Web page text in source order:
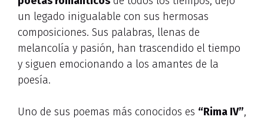
un legado inigualable con sus hermosas
composiciones. Sus palabras, llenas de
melancolía y pasión, han trascendido el tiempo
y siguen emocionando a los amantes de la
poesía.
Uno de sus poemas más conocidos es “Rima IV”,